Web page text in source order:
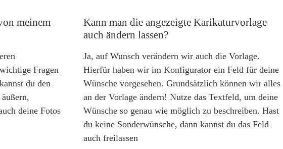
meinem
Fragen
du den
deine Fotos
Kann man die angezeigte Karikaturvorlage
auch ändern lassen?
Ja, auf Wunsch verändern wir auch die Vorlage.
Hierfür haben wir im Konfigurator ein Feld für deine
Wünsche vorgesehen. Grundsätzlich können wir alles
an der Vorlage ändern! Nutze das Textfeld, um deine
Wünsche so genau wie möglich zu beschreiben. Hast
du keine Sonderwünsche, dann kannst du das Feld
auch freilassen